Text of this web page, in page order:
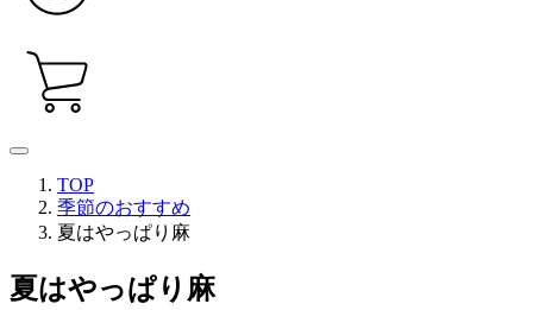
TOP
季節のおすすめ
夏はやっぱり麻
夏はやっぱり麻